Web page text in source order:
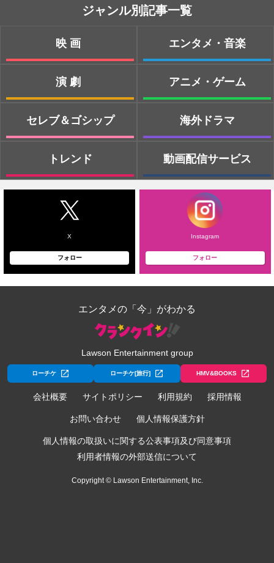
ジャンル別記事一覧
映画
演劇
セレブ＆ゴシップ
トレンド
エンタメ・音楽
アニメ・ゲーム
海外ドラマ
動画配信サービス
X
フォロー
Instagram
フォロー
エンタメの「今」がわかる
Lawson Entertainment group
ローチケ ローチケ[旅行] HMV&BOOKS
会社概要 サイトポリシー 利用規約 採用情報
お問い合わせ 個人情報保護方針
個人情報の取扱いに関する公表事項及び同意事項
利用者情報の外部送信について
Copyright © Lawson Entertainment, Inc.